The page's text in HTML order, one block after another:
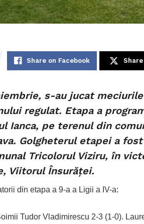
Share on Facebook
s-au jucat
regulat. Etapa a
Ianca, pe terenul din
Golgheterul etapei a
Tricolorul Viziru, în
Viitorul Însurăței.
din etapa a 9-a a Ligii a IV-a:
Tudor Vladimirescu 2-3 (1-0).